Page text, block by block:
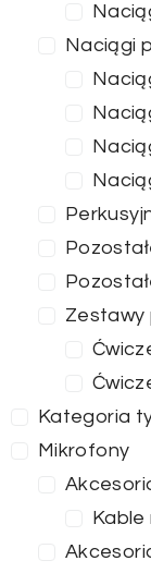
Naciągi
Zestawy
Kategoria
Mikrofony
Kable